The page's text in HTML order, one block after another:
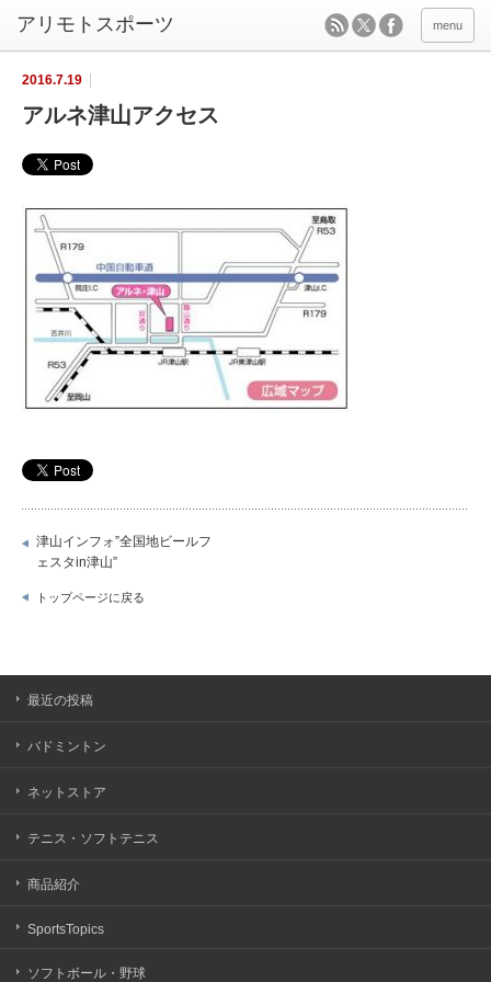
menu
2016.7.19
アルネ津山アクセス
津山インフォ”全国地ビールフ
ェスタin津山”
トップページに戻る
最近の投稿
バドミントン
ネットストア
テニス・ソフトテニス
商品紹介
SportsTopics
ソフトボール・野球